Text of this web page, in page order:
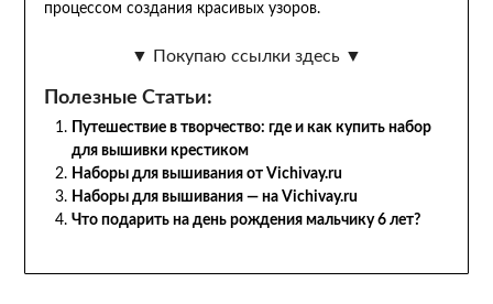
процессом создания красивых узоров.
▼ Покупаю ссылки здесь ▼
Полезные Статьи:
Путешествие в творчество: где и как купить набор
для вышивки крестиком
Наборы для вышивания от Vichivay.ru
Наборы для вышивания — на Vichivay.ru
Что подарить на день рождения мальчику 6 лет?